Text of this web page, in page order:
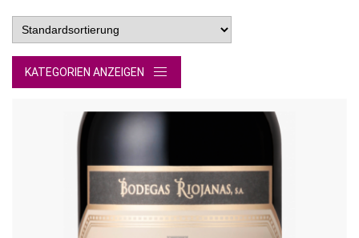
KATEGORIEN ANZEIGEN